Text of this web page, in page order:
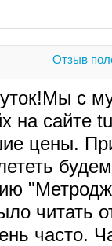
Отзыв
с
на сайте
цены.
читать
часто.